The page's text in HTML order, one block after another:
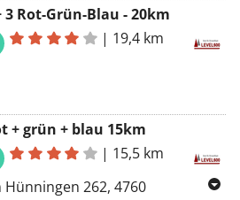
zum Olef, Jansbach,
und Warche Tal.
Rot-Grün-Blau - 20km
| 19,4 km
+ grün + blau 15km
| 15,5 km
Hünningen 262, 4760